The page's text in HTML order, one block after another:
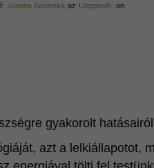
Joanna Kosinska az Unsplash- on
gyakorolt hatásairól
azt a lelkiállapotot,